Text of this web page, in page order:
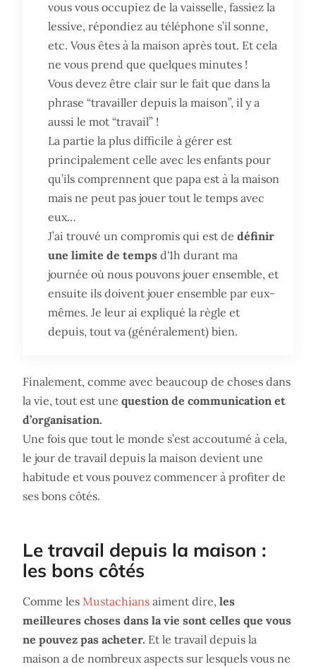
vous vous occupiez de la vaisselle, fassiez la
lessive, répondiez au téléphone s’il sonne,
etc. Vous êtes à la maison après tout. Et cela
ne vous prend que quelques minutes !
Vous devez être clair sur le fait que dans la
phrase “travailler depuis la maison”, il y a
aussi le mot “travail” !
La partie la plus difficile à gérer est
principalement celle avec les enfants pour
qu’ils comprennent que papa est à la maison
mais ne peut pas jouer tout le temps avec
eux…
J’ai trouvé un compromis qui est de définir
une limite de temps d'1h durant ma
journée où nous pouvons jouer ensemble, et
ensuite ils doivent jouer ensemble par eux-
mêmes. Je leur ai expliqué la règle et
depuis, tout va (généralement) bien.
Finalement, comme avec beaucoup de choses dans
la vie, tout est une question de communication et
d’organisation.
Une fois que tout le monde s’est accoutumé à cela,
le jour de travail depuis la maison devient une
habitude et vous pouvez commencer à profiter de
ses bons côtés.
Le travail depuis la maison :
les bons côtés
Comme les Mustachians aiment dire, les
meilleures choses dans la vie sont celles que vous
ne pouvez pas acheter. Et le travail depuis la
maison a de nombreux aspects sur lesquels vous ne